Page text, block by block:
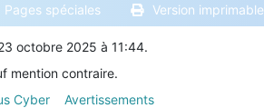
Pages spéciales Version imprimable
octobre 2025 à 11:44.
mention contraire.
Cyber Avertissements